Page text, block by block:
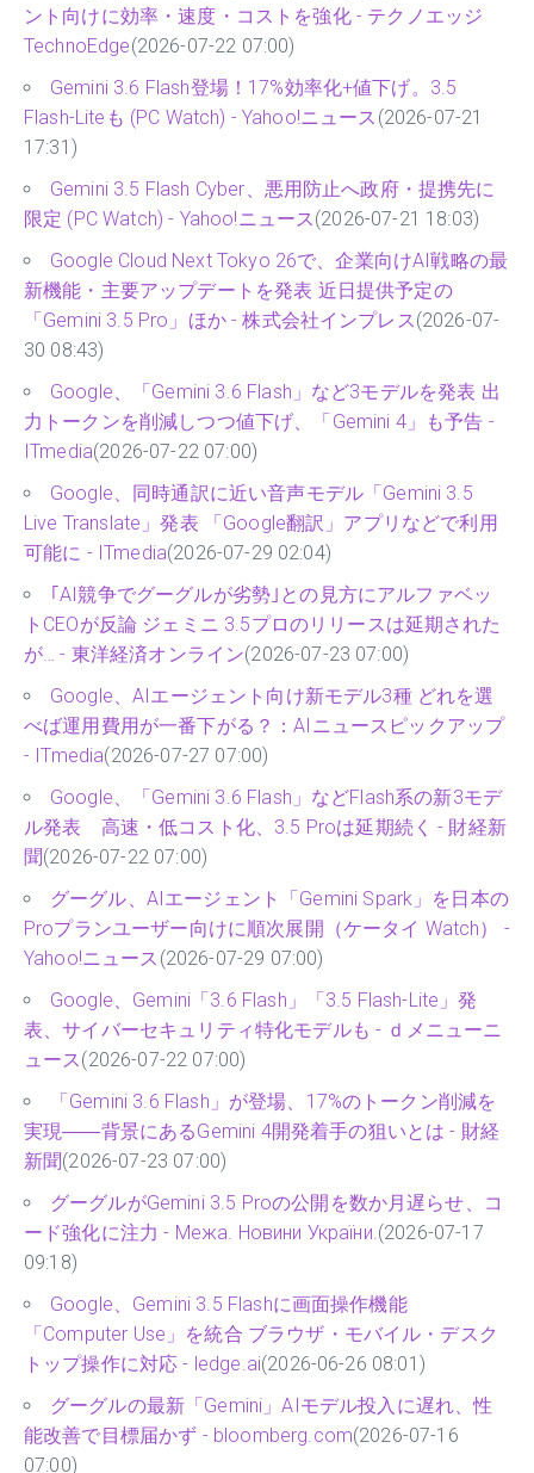
ント向けに効率・速度・コストを強化 - テクノエッジ
TechnoEdge(2026-07-22 07:00)
Gemini 3.6 Flash登場！17%効率化+値下げ。3.5
Flash-Liteも (PC Watch) - Yahoo!ニュース (2026-07-21
17:31)
Gemini 3.5 Flash Cyber、悪用防止へ政府・提携先に
限定 (PC Watch) - Yahoo!ニュース(2026-07-21 18:03)
Google Cloud Next Tokyo 26で、企業向けAI戦略の最
新機能・主要アップデートを発表 近日提供予定の
「Gemini 3.5 Pro」ほか - 株式会社インプレス(2026-07-
30 08:43)
Google、「Gemini 3.6 Flash」など3モデルを発表 出
力トークンを削減しつつ値下げ、「Gemini 4」も予告 -
ITmedia(2026-07-22 07:00)
Google、同時通訳に近い音声モデル「Gemini 3.5
Live Translate」発表 「Google翻訳」アプリなどで利用
可能に - ITmedia(2026-07-29 02:04)
｢AI競争でグーグルが劣勢｣との見方にアルファベッ
トCEOが反論 ジェミニ 3.5プロのリリースは延期された
が… - 東洋経済オンライン(2026-07-23 07:00)
Google、AIエージェント向け新モデル3種 どれを選
べば運用費用が一番下がる？：AIニュースピックアップ
- ITmedia(2026-07-27 07:00)
Google、「Gemini 3.6 Flash」などFlash系の新3モデ
ル発表 高速・低コスト化、3.5 Proは延期続く - 財経新
聞(2026-07-22 07:00)
グーグル、AIエージェント「Gemini Spark」を日本の
Proプランユーザー向けに順次展開（ケータイ Watch） -
Yahoo!ニュース (2026-07-29 07:00)
Google、Gemini「3.6 Flash」「3.5 Flash-Lite」発
表、サイバーセキュリティ特化モデルも - ｄメニューニ
ュース(2026-07-22 07:00)
「Gemini 3.6 Flash」が登場、17%のトークン削減を
実現――背景にあるGemini 4開発着手の狙いとは - 財経
新聞(2026-07-23 07:00)
グーグルがGemini 3.5 Proの公開を数か月遅らせ、コ
ード強化に注力 - Межа. Новини України.(2026-07-17
09:18)
Google、Gemini 3.5 Flashに画面操作機能
「Computer Use」を統合 ブラウザ・モバイル・デスク
トップ操作に対応 - ledge.ai(2026-06-26 08:01)
グーグルの最新「Gemini」AIモデル投入に遅れ、性
能改善で目標届かず - bloomberg.com(2026-07-16
07:00)